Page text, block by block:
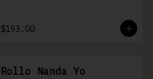
$193.00
Rollo Nanda Yo